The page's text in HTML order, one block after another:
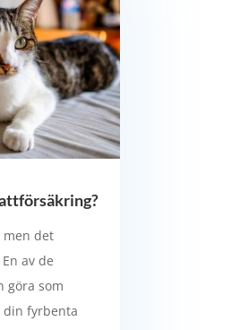
det
av de
göra som
din fyrbenta